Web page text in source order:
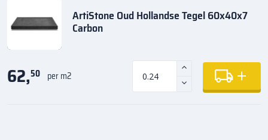
ArtiStone Oud Hollandse Tegel 60x40x7
Carbon
62,50 per m2